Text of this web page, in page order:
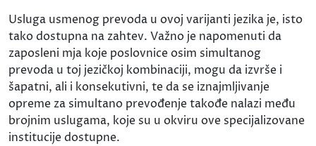
Usluga usmenog prevoda u ovoj varijanti jezika je, isto
tako dostupna na zahtev. Važno je napomenuti da
zaposleni mja koje poslovnice osim simultanog
prevoda u toj jezičkoj kombinaciji, mogu da izvrše i
šapatni, ali i konsekutivni, te da se iznajmljivanje
opreme za simultano prevođenje takođe nalazi među
brojnim uslugama, koje su u okviru ove specijalizovane
institucije dostupne.